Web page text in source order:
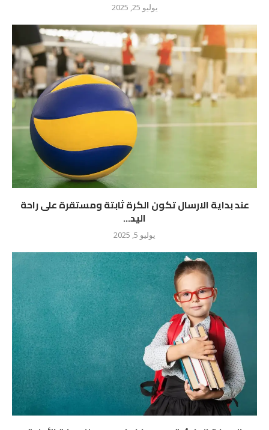
يوليو 25, 2025
عند بداية الارسال تكون الكرة ثابتة ومستقرة على راحة
اليد...
يوليو 5, 2025